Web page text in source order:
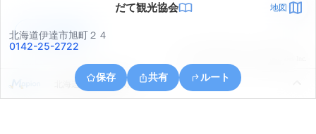
だて観光協会 地図
北海道伊達市旭町２４
0142-25-2722
保存 共有 ルート
北海道伊達市西浜町
アプリで見る